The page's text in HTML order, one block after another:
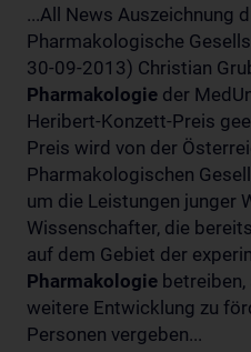
...All News Auszeichnung
Pharmakologische
30-09-2013) Christian
Pharmakologie der
Heribert-Konzett-Preis
Preis wird von der
Pharmakologischen
um die Leistungen junger
Wissenschafter, die
auf dem Gebiet der
Pharmakologie
weitere Entwicklung zu
Personen vergeben...